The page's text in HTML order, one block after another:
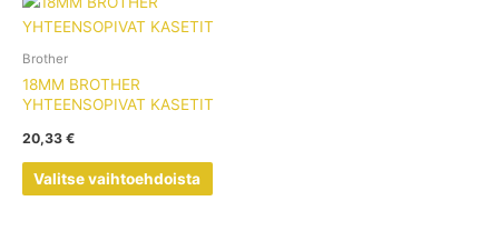
Brother
18MM BROTHER
YHTEENSOPIVAT KASETIT
20,33 €
Valitse vaihtoehdoista
tuotteella
muunnelma.
tuotteen